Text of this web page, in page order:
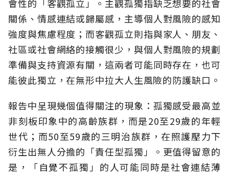
會性的「客觀孤立」。主觀孤獨指缺乏想要的社會
關係、情感連結或歸屬感，主導個人對風險的感知
強度與焦慮程度；而客觀孤立則指與家人、朋友、
社區或社會網絡的接觸很少，與個人對風險的規劃
準備與支持資源有關，這兩者可能同時存在，也可
能彼此獨立，在無形中拉大人生風險的防護缺口。
報告中呈現幾個值得關注的現象：孤獨感受最高並
非刻板印象中的高齡族群，而是20至29歲的年輕
世代；而50至59歲的三明治族群，在照護壓力下
衍生出無人分擔的「責任型孤獨」。更值得留意的
是，「自覺不孤獨」的人可能同時是社會連結薄